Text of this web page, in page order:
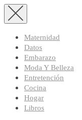
Maternidad
Datos
Embarazo
Moda Y Belleza
Entretención
Cocina
Hogar
Libros